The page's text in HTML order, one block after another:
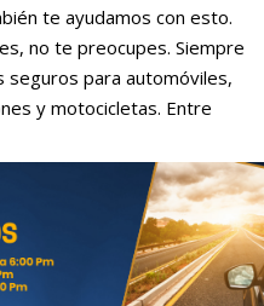
te ayudamos con esto.
no te preocupes. Siempre
seguros para automóviles,
y motocicletas. Entre